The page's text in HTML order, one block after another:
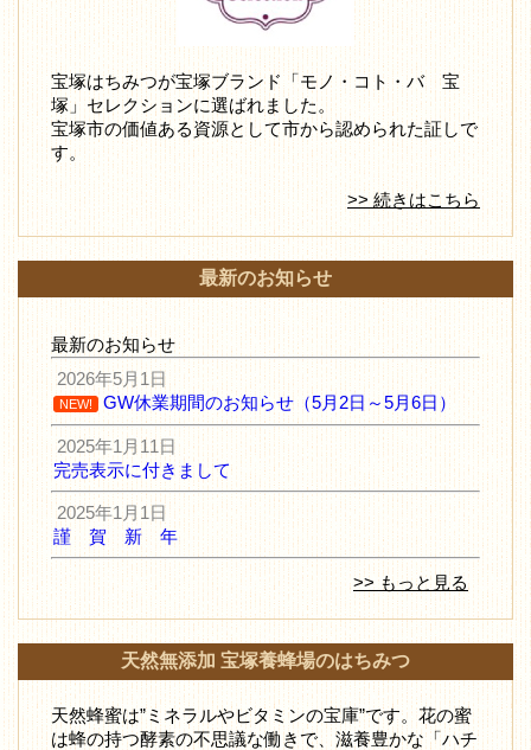
宝塚はちみつが宝塚ブランド「モノ・コト・バ 宝
塚」セレクションに選ばれました。
宝塚市の価値ある資源として市から認められた証しで
す。
>> 続きはこちら
最新のお知らせ
最新のお知らせ
2026年5月1日
NEW! GW休業期間のお知らせ（5月2日～5月6日）
2025年1月11日
完売表示に付きまして
2025年1月1日
謹 賀 新 年
>> もっと見る
天然無添加 宝塚養蜂場のはちみつ
天然蜂蜜は”ミネラルやビタミンの宝庫”です。花の蜜
は蜂の持つ酵素の不思議な働きで、滋養豊かな「ハチ